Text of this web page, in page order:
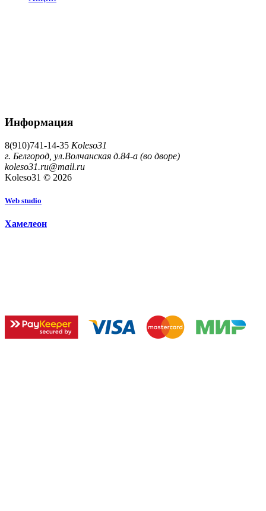
Информация
8(910)741-14-35 Koleso31
г. Белгород, ул.Волчанская д.84-а (во дворе)
koleso31.ru@mail.ru
Koleso31 © 2026
Web studio
Хамелеон